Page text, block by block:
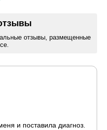
отзывы, размещенные
и поставила диагноз.